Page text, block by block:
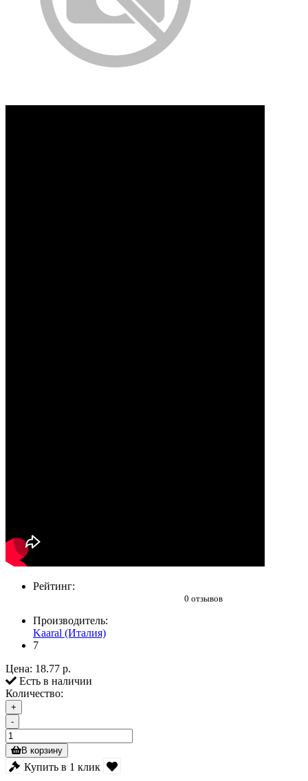
Рейтинг:
0 отзывов
Производитель:
Kaaral (Италия)
7
Цена: 18.77 р.
Есть в наличии
Количество:
+
-
В корзину
Купить в 1 клик